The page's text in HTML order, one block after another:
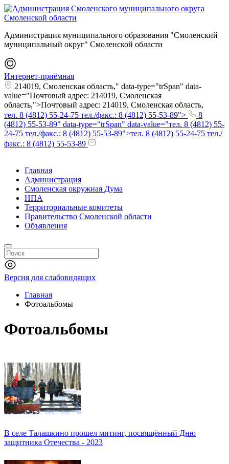
Администрация муниципального образования "Смоленский
муниципальный округ" Смоленской области
Интернет-приёмная
214019, Смоленская область," data-type="trSpan" data-
value="Почтовый адрес: 214019, Смоленская
область,">Почтовый адрес: 214019, Смоленская область,
тел. 8 (4812) 55-24-75 тел./факс.: 8 (4812) 55-53-89">
8
(4812) 55-53-89" data-type="trSpan" data-value="тел. 8 (4812) 55-
24-75 тел./факс.: 8 (4812) 55-53-89">тел. 8 (4812) 55-24-75 тел./
факс.: 8 (4812) 55-53-89
Главная
Администрация
Смоленская окружная Дума
НПА
Территориальные комитеты
Правительство Смоленской области
Объявления
Версия для слабовидящих
Главная
Фотоальбомы
Фотоальбомы
В селе Талашкино прошел митинг, посвящённый Дню
защитника Отечества - 2023